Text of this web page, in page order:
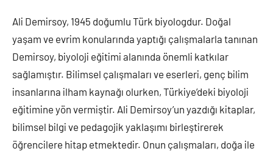
Ali Demirsoy, 1945 doğumlu Türk biyologdur. Doğal
yaşam ve evrim konularında yaptığı çalışmalarla tanınan
Demirsoy, biyoloji eğitimi alanında önemli katkılar
sağlamıştır. Bilimsel çalışmaları ve eserleri, genç bilim
insanlarına ilham kaynağı olurken, Türkiye’deki biyoloji
eğitimine yön vermiştir. Ali Demirsoy’un yazdığı kitaplar,
bilimsel bilgi ve pedagojik yaklaşımı birleştirerek
öğrencilere hitap etmektedir. Onun çalışmaları, doğa ile